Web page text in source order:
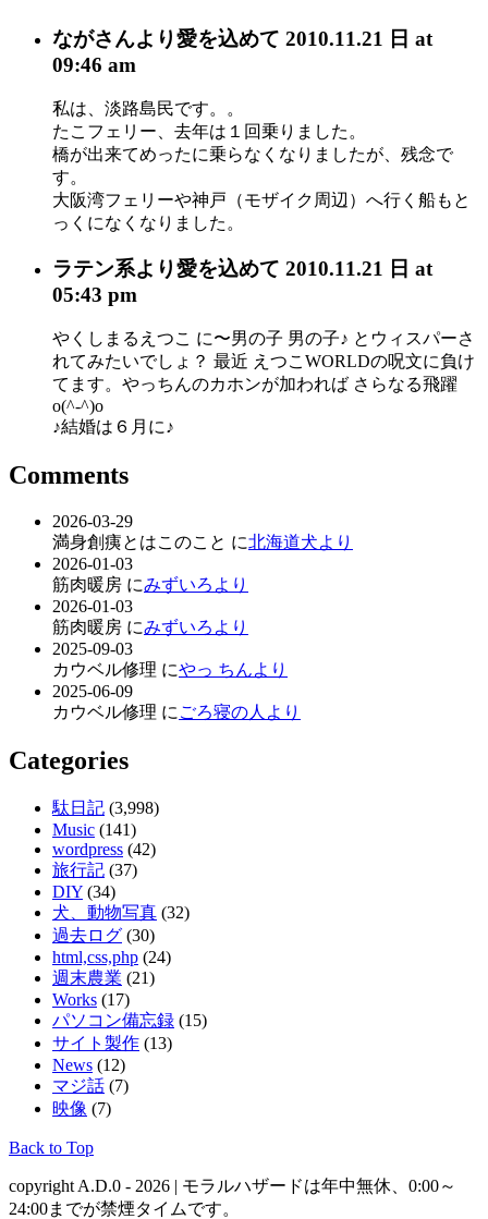
ながさんより愛を込めて 2010.11.21 日 at
09:46 am
私は、淡路島民です。。
たこフェリー、去年は１回乗りました。
橋が出来てめったに乗らなくなりましたが、残念で
す。
大阪湾フェリーや神戸（モザイク周辺）へ行く船もと
っくになくなりました。
ラテン系より愛を込めて 2010.11.21 日 at
05:43 pm
やくしまるえつこ に〜男の子 男の子♪ とウィスパーさ
れてみたいでしょ？ 最近 えつこWORLDの呪文に負け
てます。やっちんのカホンが加われば さらなる飛躍
o(^-^)o
♪結婚は６月に♪
Comments
2026-03-29
満身創痍とはこのこと に北海道犬より
2026-01-03
筋肉暖房 にみずいろより
2026-01-03
筋肉暖房 にみずいろより
2025-09-03
カウベル修理 にやっ ちんより
2025-06-09
カウベル修理 に ごろ寝の人より
Categories
駄日記 (3,998)
Music (141)
wordpress (42)
旅行記 (37)
DIY (34)
犬、動物写真 (32)
過去ログ (30)
html,css,php (24)
週末農業 (21)
Works (17)
パソコン備忘録 (15)
サイト製作 (13)
News (12)
マジ話 (7)
映像 (7)
Back to Top
copyright A.D.0 - 2026 | モラルハザードは年中無休、0:00～
24:00までが禁煙タイムです。